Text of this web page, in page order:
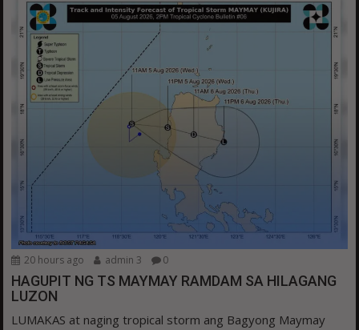
20 hours ago admin 3 0
HAGUPIT NG TS MAYMAY RAMDAM SA HILAGANG
LUZON
LUMAKAS at naging tropical storm ang Bagyong Maymay